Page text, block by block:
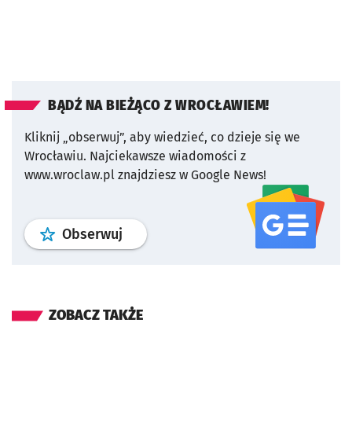
BĄDŹ NA BIEŻĄCO Z WROCŁAWIEM!
Kliknij „obserwuj”, aby wiedzieć, co dzieje się we
Wrocławiu. Najciekawsze wiadomości z
www.wroclaw.pl znajdziesz w Google News!
Obserwuj profil serwisu
ZOBACZ TAKŻE